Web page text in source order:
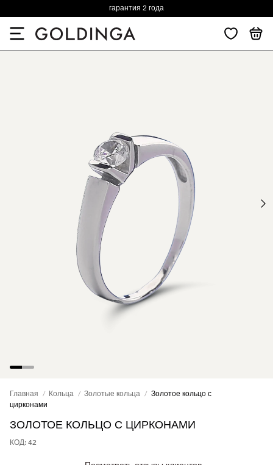
гарантия 2 года
Главная Кольца Золотые кольца
Золотое кольцо с
цирконами
ЗОЛОТОЕ КОЛЬЦО С ЦИРКОНАМИ
КОД: 42